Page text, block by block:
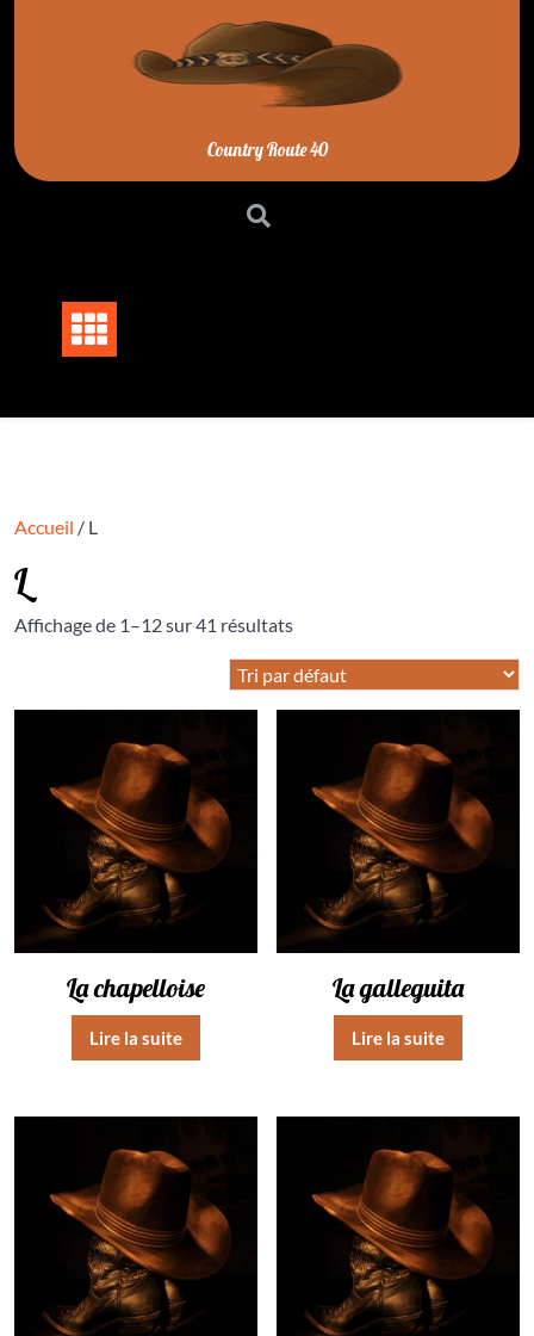
Country Route 40
Accueil / L
L
Affichage de 1–12 sur 41 résultats
La chapelloise
Lire la suite
La galleguita
Lire la suite